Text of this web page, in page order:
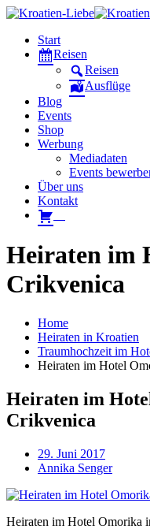
Start
Reisen
Reisen
Ausflüge
Blog
Events
Shop
Werbung
Mediadaten
Events
Über uns
Kontakt
Heiraten im
Crikvenica
Home
Heiraten in Kroatien
Traumhochzeit im
Heiraten im Hotel
Heiraten im
Crikvenica
29. Juni 2017
Annika Senger
Heiraten im Hotel Omorika